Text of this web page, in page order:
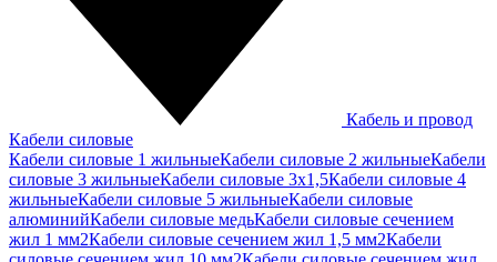
Кабель и провод
Кабели силовые
Кабели силовые 1 жильныеКабели силовые 2 жильныеКабели
силовые 3 жильныеКабели силовые 3х1,5Кабели силовые 4
жильныеКабели силовые 5 жильныеКабели силовые
алюминийКабели силовые медьКабели силовые сечением
жил 1 мм2Кабели силовые сечением жил 1,5 мм2Кабели